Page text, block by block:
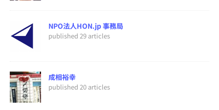
NPO法人HON.jp 事務局
published 29 articles
成相裕幸
published 20 articles